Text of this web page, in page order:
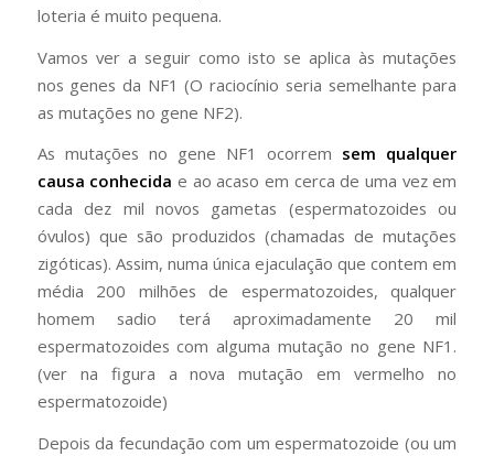
loteria é muito pequena.
Vamos ver a seguir como isto se aplica às mutações
nos genes da NF1 (O raciocínio seria semelhante para
as mutações no gene NF2).
As mutações no gene NF1 ocorrem sem qualquer
causa conhecida e ao acaso em cerca de uma vez em
cada dez mil novos gametas (espermatozoides ou
óvulos) que são produzidos (chamadas de mutações
zigóticas). Assim, numa única ejaculação que contem em
média 200 milhões de espermatozoides, qualquer
homem sadio terá aproximadamente 20 mil
espermatozoides com alguma mutação no gene NF1.
(ver na figura a nova mutação em vermelho no
espermatozoide)
Depois da fecundação com um espermatozoide (ou um